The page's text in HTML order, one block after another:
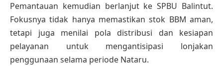
Pemantauan kemudian berlanjut ke SPBU Balintut.
Fokusnya tidak hanya memastikan stok BBM aman,
tetapi juga menilai pola distribusi dan kesiapan
pelayanan untuk mengantisipasi lonjakan
penggunaan selama periode Nataru.